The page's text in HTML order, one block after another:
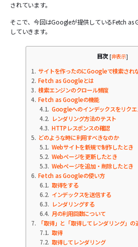
されています。
そこで、今回はGoogleが提供しているFetch as
していきます。
目次 [非表示]
1 サイトを作ったのにGoogleで検索され
2 Fetch as Googleとは
3 検索エンジンのクロール頻度
4 Fetch as Googleの機能
4.1 Googleへのインデックスをリクエ
4.2
レンダリング方法のテスト
4.3 HTTPレスポンスの確認
5
どのような時に利用すべきなのか
5.1 Webサイトを新規で制作したとき
5.2 Webページを更新したとき
5.3 Webページを追加・削除したとき
6 Fetch as Googleの使い方
6.1 取得をする
6.2 インデックスを送信する
6.3
レンダリングする
6.4 月の利用回数について
7
「取得」と「取得してレンダリング」の
7.1 取得
7.2 取得してレンダリング